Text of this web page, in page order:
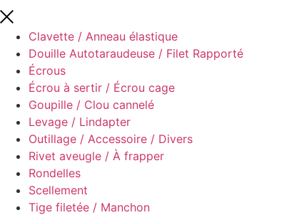
Clavette / Anneau élastique
Douille Autotaraudeuse / Filet Rapporté
Écrous
Écrou à sertir / Écrou cage
Goupille / Clou cannelé
Levage / Lindapter
Outillage / Accessoire / Divers
Rivet aveugle / À frapper
Rondelles
Scellement
Tige filetée / Manchon